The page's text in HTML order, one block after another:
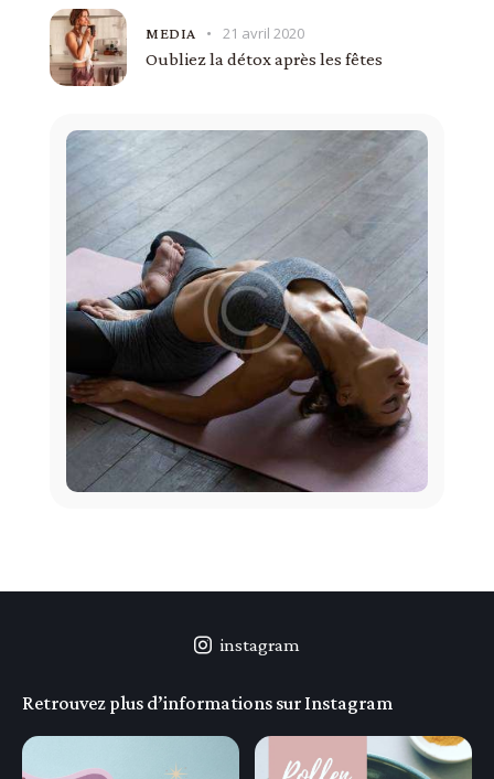
MEDIA 21 avril 2020
Oubliez la détox après les fêtes
instagram
Retrouvez plus d’informations sur Instagram